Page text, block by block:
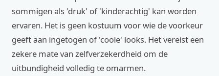
sommigen als 'druk' of 'kinderachtig' kan worden
ervaren. Het is geen kostuum voor wie de voorkeur
geeft aan ingetogen of 'coole' looks. Het vereist een
zekere mate van zelfverzekerdheid om de
uitbundigheid volledig te omarmen.